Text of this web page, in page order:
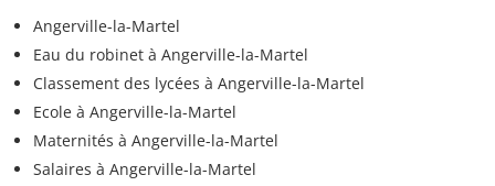
Angerville-la-Martel
Eau du robinet à Angerville-la-Martel
Classement des lycées à Angerville-la-Martel
Ecole à Angerville-la-Martel
Maternités à Angerville-la-Martel
Salaires à Angerville-la-Martel